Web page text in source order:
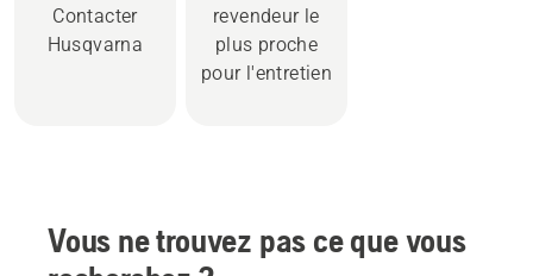
Contacter
Husqvarna
revendeur le
plus proche
pour l'entretien
Vous ne trouvez pas ce que vous